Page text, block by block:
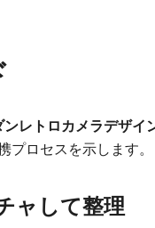
レトロカメラデザ
ロセスを示します。
ャして整理